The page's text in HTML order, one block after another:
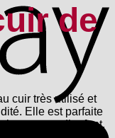
de
cuir très utilisé et
Elle est parfaite
d’enfant,